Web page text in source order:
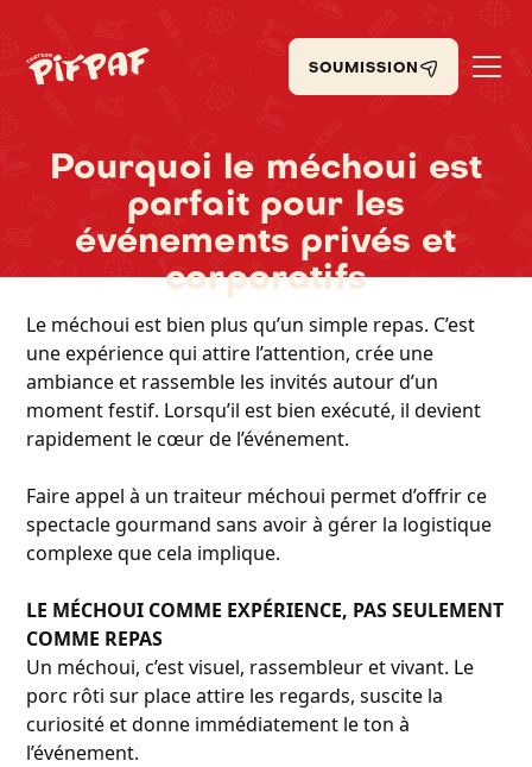
SOUMISSION
Pourquoi le méchoui est
parfait pour les
événements privés et
corporatifs
Le méchoui est bien plus qu’un simple repas. C’est
une expérience qui attire l’attention, crée une
ambiance et rassemble les invités autour d’un
moment festif. Lorsqu’il est bien exécuté, il devient
rapidement le cœur de l’événement.
Faire appel à un traiteur méchoui permet d’offrir ce
spectacle gourmand sans avoir à gérer la logistique
complexe que cela implique.
LE MÉCHOUI COMME EXPÉRIENCE, PAS SEULEMENT
COMME REPAS
Un méchoui, c’est visuel, rassembleur et vivant. Le
porc rôti sur place attire les regards, suscite la
curiosité et donne immédiatement le ton à
l’événement.